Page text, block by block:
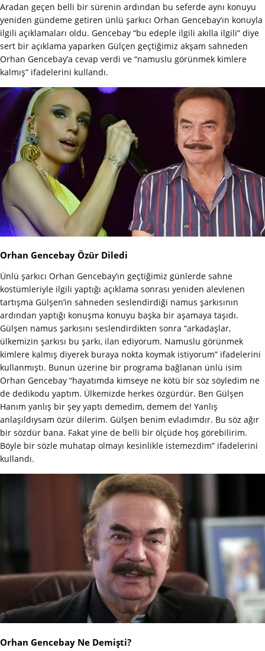
Aradan geçen belli bir sürenin ardından bu seferde aynı konuyu
yeniden gündeme getiren ünlü şarkıcı Orhan Gencebay’ın konuyla
ilgili açıklamaları oldu. Gencebay “bu edeple ilgili akılla ilgili” diye
sert bir açıklama yaparken Gülçen geçtiğimiz akşam sahneden
Orhan Gencebay’a cevap verdi ve “namuslu görünmek kimlere
kalmış” ifadelerini kullandı.
Orhan Gencebay Özür Diledi
Ünlü şarkıcı Orhan Gencebay’ın geçtiğimiz günlerde sahne
kostümleriyle ilgili yaptığı açıklama sonrası yeniden alevlenen
tartışma Gülşen’in sahneden seslendirdiği namus şarkısının
ardından yaptığı konuşma konuyu başka bir aşamaya taşıdı.
Gülşen namus şarkısını seslendirdikten sonra “arkadaşlar,
ülkemizin şarkısı bu şarkı, ilan ediyorum. Namuslu görünmek
kimlere kalmış diyerek buraya nokta koymak istiyorum” ifadelerini
kullanmıştı. Bunun üzerine bir programa bağlanan ünlü isim
Orhan Gencebay “hayatımda kimseye ne kötü bir söz söyledim ne
de dedikodu yaptım. Ülkemizde herkes özgürdür. Ben Gülşen
Hanım yanlış bir şey yaptı demedim, demem de! Yanlış
anlaşıldıysam özür dilerim. Gülşen benim evladımdır. Bu söz ağır
bir sözdür bana. Fakat yine de belli bir ölçüde hoş görebilirim.
Böyle bir sözle muhatap olmayı kesinlikle istemezdim” ifadelerini
kullandı.
Orhan Gencebay Ne Demişti?